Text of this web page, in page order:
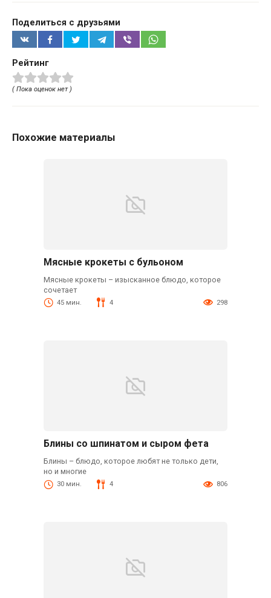
Поделиться с друзьями
Рейтинг
( Пока оценок нет )
Похожие материалы
Мясные крокеты с бульоном
Мясные крокеты – изысканное блюдо, которое
сочетает
45 мин. 4 298
Блины со шпинатом и сыром фета
Блины – блюдо, которое любят не только дети,
но и многие
30 мин. 4 806